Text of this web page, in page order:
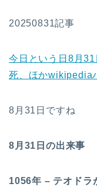
20250831記事
今日という日8月
死、ほかwikipedia
8月31日ですね
8月31日の出来事
1056年 – テオドラ